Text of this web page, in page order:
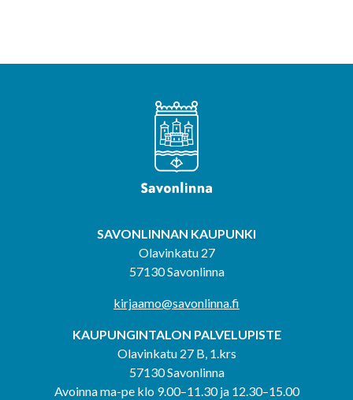
SAVONLINNAN KAUPUNKI
Olavinkatu 27
57130 Savonlinna
kirjaamo@savonlinna.fi
KAUPUNGINTALON PALVELUPISTE
Olavinkatu 27 B, 1.krs
57130 Savonlinna
Avoinna ma-pe klo 9.00–11.30 ja 12.30–15.00